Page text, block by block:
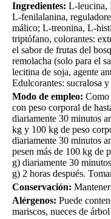
Ingredientes: L-leucina,
L-fenilalanina,
málico; L-treonina, L-
triptófano, colorantes:
el sabor de frutas del
remolacha (solo para el
lecitina de soja, agente
Edulcorantes: sucralosa
Modo de empleo: Como
con peso corporal de
diariamente 30 minutos
kg y 100 kg de peso
diariamente 30 minutos
pesen más de 100 kg de
g) diariamente 30
g) 2 horas después.
Conservación:
Alérgenos: Puede
mariscos, nueces de